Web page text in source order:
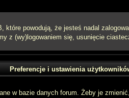
powodują, że jesteś nadal
z (wy)logowaniem się, usunięcie
Preferencje i ustawienia
w bazie danych forum. Żeby je